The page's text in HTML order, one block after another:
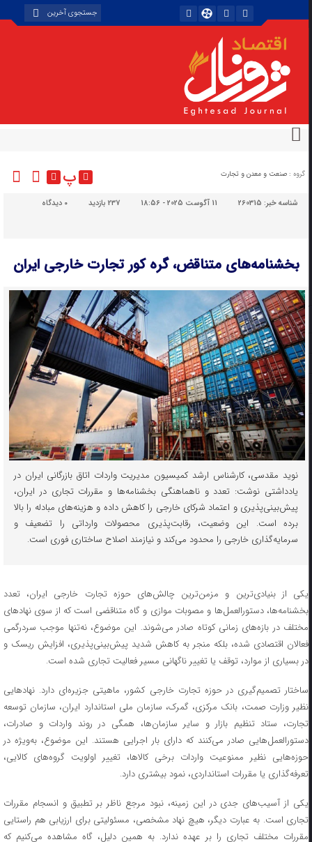
گروه : صنعت و معدن و تجارت پ
شناسه خبر:260315 11 آگوست 2025 - 18:56 237 بازدید دیدگاه
بخشنامه‌های متناقض، گره کور تجارت خارجی ایران
نوید مقدسی، کارشناس ارشد کمیسیون مدیریت واردات اتاق بازرگانی ایران در
یادداشتی نوشت: تعدد و ناهماهنگی بخشنامه‌ها و مقررات تجاری در ایران،
پیش‌بینی‌پذیری و اعتماد شرکای خارجی را کاهش داده و هزینه‌های مبادله را بالا
برده است. این وضعیت، رقابت‌پذیری محصولات وارداتی را تضعیف و
سرمایه‌گذاری خارجی را محدود می‌کند و نیازمند اصلاح ساختاری فوری است.
یکی از بنیادی‌ترین و مزمن‌ترین چالش‌های حوزه تجارت خارجی ایران، تعدد
بخشنامه‌ها، دستورالعمل‌ها و مصوبات موازی و گاه متناقضی است که از سوی نهاد‌های
مختلف در بازه‌های زمانی کوتاه صادر می‌شوند. این موضوع، نه‌تنها موجب سردرگمی
فعالان اقتصادی شده، بلکه منجر به کاهش شدید پیش‌بینی‌پذیری، افزایش ریسک و
در بسیاری از موارد، توقف یا تغییر ناگهانی مسیر فعالیت تجاری شده است.
ساختار تصمیم‌گیری در حوزه تجارت خارجی کشور، ماهیتی جزیره‌ای دارد. نهاد‌هایی
نظیر وزارت صمت، بانک مرکزی، گمرک، سازمان ملی استاندارد ایران، سازمان توسعه
تجارت، ستاد تنظیم بازار و سایر سازمان‌ها، همگی در روند واردات و صادرات،
دستورالعمل‌هایی صادر می‌کنند که دارای بار اجرایی هستند. این موضوع، به‌ویژه در
حوزه‌هایی نظیر ممنوعیت واردات برخی کالاها، تغییر اولویت گروه‌های کالایی،
تعرفه‌گذاری یا مقررات استانداردی، نمود بیشتری دارد.
یکی از آسیب‌های جدی در این زمینه، نبود مرجع ناظر بر تطبیق و انسجام مقررات
تجاری است. به عبارت دیگر، هیچ نهاد مشخصی، مسئولیتی برای ارزیابی هم راستایی
مقررات مختلف تجاری را بر عهده ندارد. به همین دلیل، گاه مشاهده می‌کنیم که